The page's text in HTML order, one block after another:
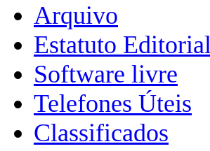
Arquivo
Estatuto Editorial
Software livre
Telefones Úteis
Classificados